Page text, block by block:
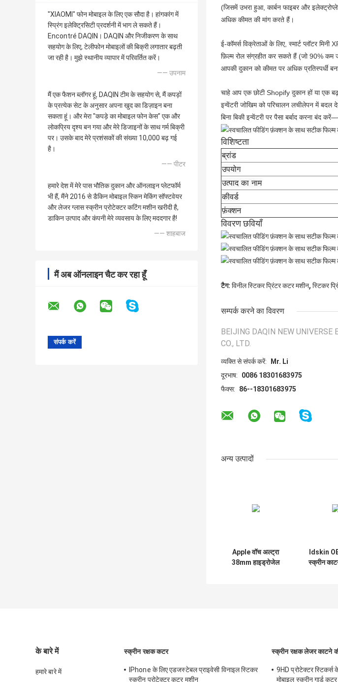
"XIAOMI" फोन मोबाइल के लिए एक सौदा है। हांगकांग में
स्प्रिंग इलेक्ट्रिसिटी प्रदर्शनी में भाग ले सकते हैं।
Encontré DAQIN। DAQIN और निजीकरण के साथ
सहयोग के लिए, टेलीफोन मोबाइलों की बिक्री लगातार बढ़ती
जा रही है। मुझे स्थानीय व्यापार में परिवर्तित करें।
—— उपनाम
मैं एक फैशन ब्लॉगर हूं, DAQIN टीम के सहयोग से, मैं कपड़ों
के प्रत्येक सेट के अनुसार अपना खुद का डिज़ाइन बना
सकता हूं। और मेरा "कपड़े का मोबाइल फोन केस" एक और
लोकप्रिय दृश्य बन गया और मेरे डिजाइनों के साथ गर्म बिक्री
पर। उसके बाद मेरे प्रशंसकों की संख्या 10,000 बढ़ गई
है।
—— पीटर
हमारे देश में मेरे पास भौतिक दुकान और ऑनलाइन प्लेटफॉर्म
भी हैं, मैंने 2016 से डैकिन मोबाइल स्किन मेकिंग सॉफ्टवेयर
और लेजर ग्लास स्क्रीन प्रोटेक्टर कटिंग मशीन खरीदी है,
डाकिन उत्पाद और कंपनी मेरे व्यवसाय के लिए मददगार है!
—— शाहबाज
मैं अब ऑनलाइन चैट कर रहा हूँ
(जिसमें उभरा हुआ, कार्बन फाइबर और
अधिक कीमत की मांग करते हैं।
ई-कॉमर्स विक्रेताओं के लिए, स्मार्ट प्लॉटर
फ़िल्म रोल संग्रहीत कर सकते हैं (जो 90%
आपकी दुकान को कीमत पर अधिक प्रतिस्पर्धी
चाहे आप एक छोटी Shopify दुकान हों या एक
इन्वेंटरी जोखिम को परिचालन लचीलेपन में बदल
बिना बिकी इन्वेंटरी पर पैसा बर्बाद करना
विशिष्टता
ब्रांड
उपयोग
उत्पाद का नाम
कीवर्ड
फ़ंक्शन
विवरण छवियाँ
टैग: विनील स्टिकर प्रिंटर कटर मशीन, स्टिकर
सम्पर्क करने का विवरण
BEIJING DAQIN NEW UNIVERSE
CO., LTD.
व्यक्ति से संपर्क करें:
Mr. Li
दूरभाष:
0086 18301683975
फैक्स:
86--18301683975
अन्य उत्पादों
Apple वॉच अल्ट्रा
38mm हाइड्रोजेल
Idskin
स्क्रीन
के बारे में
हमारे बारे में
स्क्रीन रक्षक कटर
IPhone के लिए एडजस्टेबल प्राइवेसी विनाइल स्टिकर
स्क्रीन प्रोटेक्टर कटर मशीन
स्क्रीन रक्षक लेजर काटने
9HD प्रोटेक्टर स्टिकर्स
मोबाइल स्क्रीन गार्ड कटर